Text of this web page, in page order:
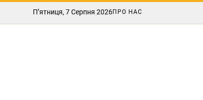
П’ятниця, 7 Серпня 2026ПРО НАС